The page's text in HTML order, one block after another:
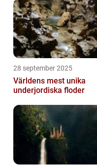
28 september 2025
Världens mest unika
underjordiska floder